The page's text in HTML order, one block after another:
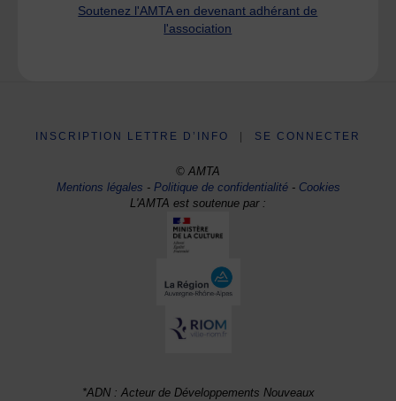
Soutenez l'AMTA en devenant adhérant de
l'association
INSCRIPTION LETTRE D’INFO SE CONNECTER
© AMTA
Mentions légales -Politique de confidentialité- Cookies
L'AMTA est soutenue par :
*ADN : Acteur de Développements Nouveaux